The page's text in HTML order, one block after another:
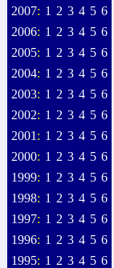
2007: 1 2 3 4 5 6
2006: 1 2 3 4 5 6
2005: 1 2 3 4 5 6
2004: 1 2 3 4 5 6
2003: 1 2 3 4 5 6
2002: 1 2 3 4 5 6
2001 : 1 2 3 4 5 6
2000: 1 2 3 4 5 6
1999: 1 2 3 4 5 6
1998: 1 2 3 4 5 6
1997: 1 2 3 4 5 6
1996: 1 2 3 4 5 6
1995: 1 2 3 4 5 6